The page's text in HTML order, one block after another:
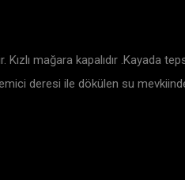
Kızlı mağara kapalıdır .Kayada
deresi ile dökülen su